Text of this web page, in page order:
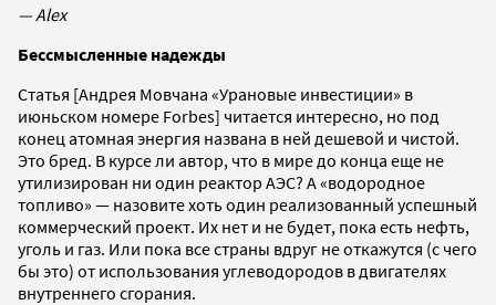
— Alex
Бессмысленные надежды
Статья [Андрея Мовчана «Урановые инвестиции» в
июньском номере Forbes] читается интересно, но под
конец атомная энергия названа в ней дешевой и чистой.
Это бред. В курсе ли автор, что в мире до конца еще не
утилизирован ни один реактор АЭС? А «водородное
топливо» — назовите хоть один реализованный успешный
коммерческий проект. Их нет и не будет, пока есть нефть,
уголь и газ. Или пока все страны вдруг не откажутся (с чего
бы это) от использования углеводородов в двигателях
внутреннего сгорания.